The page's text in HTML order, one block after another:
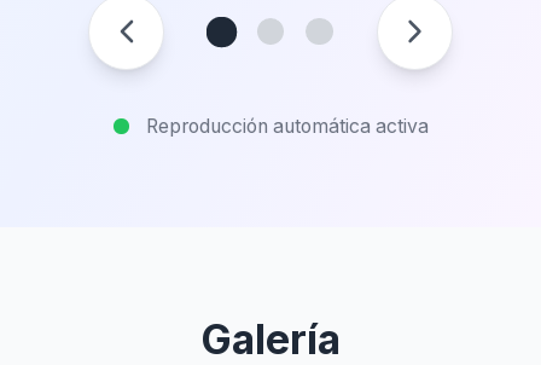
Reproducción automática activa
Galería